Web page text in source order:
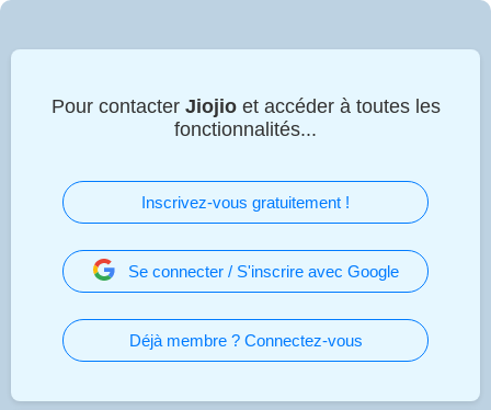
Pour contacter Jiojioet accéder à toutes les
fonctionnalités...
Inscrivez-vous gratuitement !
Se connecter / S'inscrire avec Google
Déjà membre ? Connectez-vous